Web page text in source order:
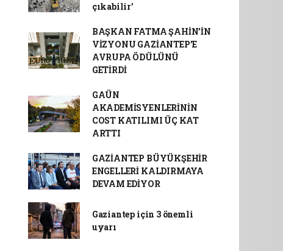
çıkabilir'
BAŞKAN FATMA ŞAHİN’İN
VİZYONU GAZİANTEP’E
AVRUPA ÖDÜLÜNÜ
GETİRDİ
GAÜN
AKADEMİSYENLERİNİN
COST KATILIMI ÜÇ KAT
ARTTI
GAZİANTEP BÜYÜKŞEHİR
ENGELLERİ KALDIRMAYA
DEVAM EDİYOR
Gaziantep için 3 önemli
uyarı